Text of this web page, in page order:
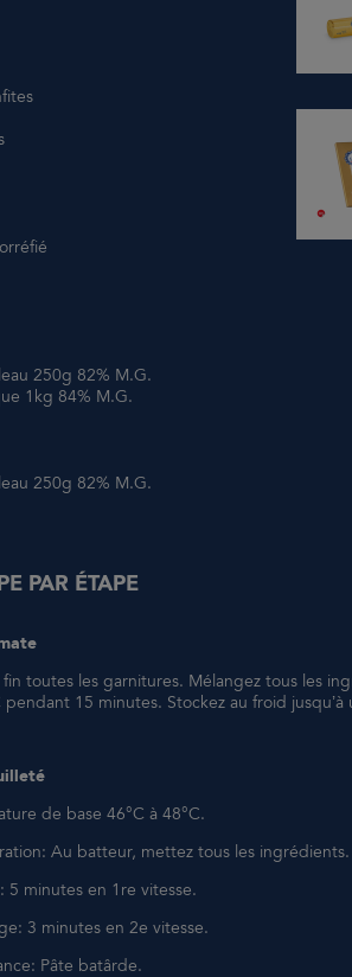
250g 82% M.G.
1kg 84% M.G.
250g 82% M.G.
PAR ÉTAPE
toutes les garnitures. Mélangez tous les
pendant 15 minutes. Stockez au froid jusqu’à
de base 46°C à 48°C.
Au batteur, mettez tous les ingrédients.
5 minutes en 1re vitesse.
3 minutes en 2e vitesse.
Pâte batârde.